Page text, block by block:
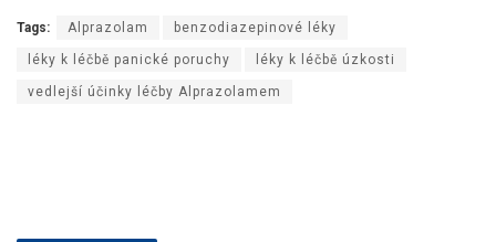
Tags: Alprazolam benzodiazepinové léky
léky k léčbě panické poruchy léky k léčbě úzkosti
vedlejší účinky léčby Alprazolamem